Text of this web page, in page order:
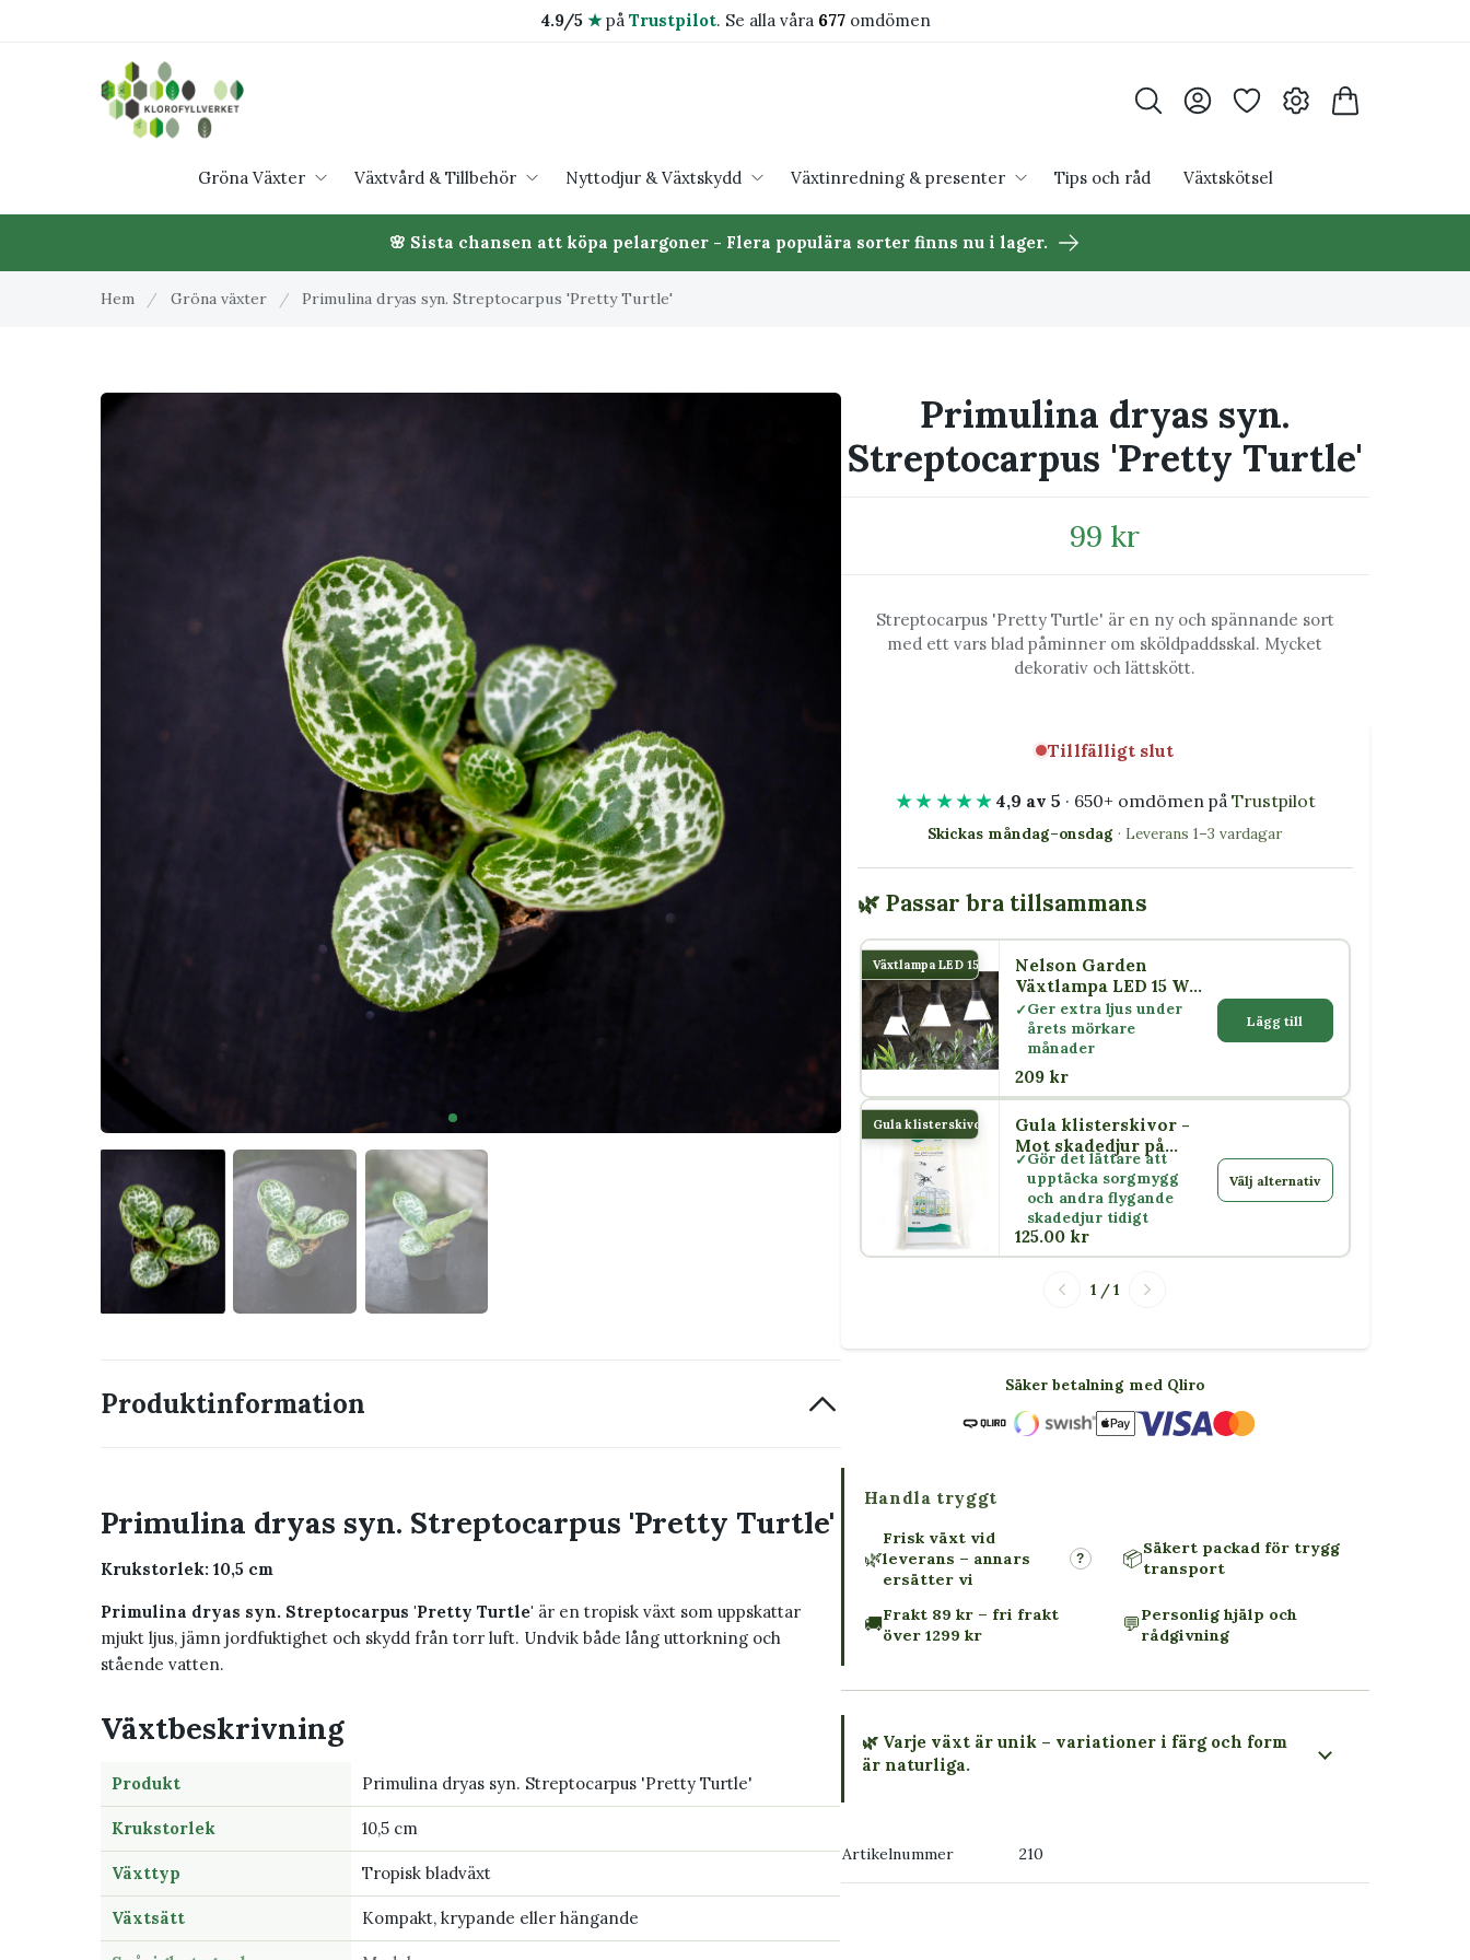
4.9/5 ★på Trustpilot. Se alla våra 677omdömen
Gröna Växter Växtvård & Tillbehör Nyttodjur & Växtskydd Växtinredning & presenter Tips och råd Växtskötsel
🌸 Sista chansen att köpa pelargoner - Flera populära sorter finns nu i lager.
Hem / Gröna växter / Primulina dryas syn. Streptocarpus 'Pretty Turtle'
Produktinformation
Primulina dryas syn. Streptocarpus 'Pretty Turtle'
Krukstorlek: 10,5 cm
Primulina dryas syn. Streptocarpus 'Pretty Turtle' är en tropisk växt som uppskattar
mjukt ljus, jämn jordfuktighet och skydd från torr luft. Undvik både lång uttorkning och
stående vatten.
Växtbeskrivning
Produkt Primulina dryas syn. Streptocarpus 'Pretty Turtle'
Krukstorlek 10,5 cm
Växttyp Tropisk bladväxt
Växtsätt Kompakt, krypande eller hängande
Primulina dryas syn.
Streptocarpus 'Pretty Turtle'
99 kr
Streptocarpus 'Pretty Turtle' är en ny och spännande sort
med ett vars blad påminner om sköldpaddsskal. Mycket
dekorativ och lättskött.
Tillfälligt slut
★★★★★ 4,9 av 5 · 650+ omdömen på Trustpilot
Skickas måndag–onsdag · Leverans 1–3 vardagar
🌿 Passar bra tillsammans
Växtlampa LED 15 W
Nelson Garden
Växtlampa LED 15 W
med skärm E27
Ger extra ljus under
årets mörkare
månader
209 kr
Lägg till
Gula klisterskivor
Gula klisterskivor -
Mot skadedjur på
växter
Gör det lättare att
upptäcka sorgmygg
och andra flygande
skadedjur tidigt
125.00 kr
Välj alternativ
1 / 1
Säker betalning med Qliro
Handla tryggt
🌿
Frisk växt vid
leverans – annars
ersätter vi
? 📦Säkert packad för trygg
transport
🚚Frakt 89 kr – fri frakt
över 1299 kr
💬Personlig hjälp och
rådgivning
🌿 Varje växt är unik – variationer i färg och form
är naturliga.
→ Kontakta oss
Artikelnummer 210